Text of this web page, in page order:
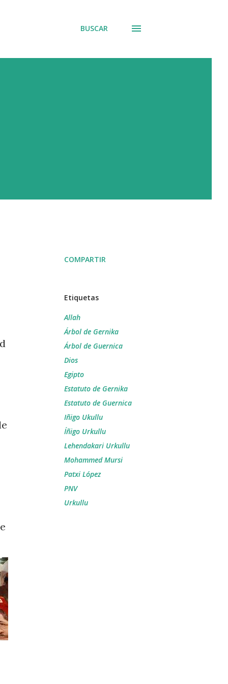
BUSCAR
COMPARTIR
Etiquetas
Allah
Árbol de Gernika
Árbol de Guernica
Dios
Egipto
Estatuto de Gernika
Estatuto de Guernica
Iñigo Ukullu
Íñigo Urkullu
Lehendakari Urkullu
Mohammed Mursi
Patxi López
PNV
Urkullu